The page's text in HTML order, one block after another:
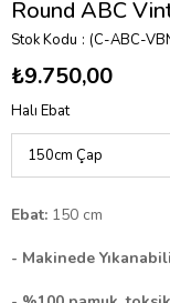
Round ABC
Stok Kodu (C-ABC-
₺9.750,00
Halı Ebat
Ebat: 150 cm
- Makinede